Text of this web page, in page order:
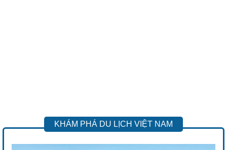
KHÁM PHÁ DU LỊCH VIỆT NAM
Previous Next